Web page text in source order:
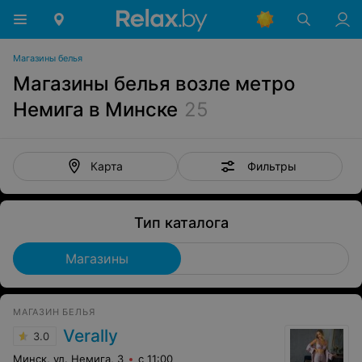
Магазины белья
Магазины белья возле метро
Немига в Минске 25
Карта Фильтры
Тип каталога
Магазины
МАГАЗИН БЕЛЬЯ
3.0 Verally
Минск, ул. Немига, 3 с 11:00